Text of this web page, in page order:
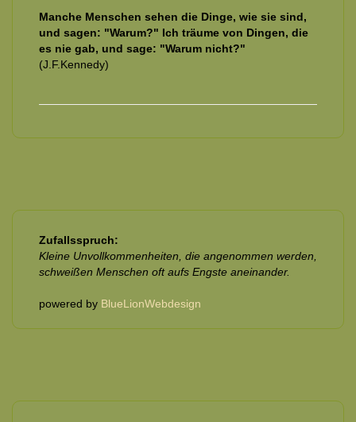
Manche Menschen sehen die Dinge, wie sie sind,
und sagen: "Warum?" Ich träume von Dingen, die
es nie gab, und sage: "Warum nicht?"
(J.F.Kennedy)
Zufallsspruch:
Kleine Unvollkommenheiten, die angenommen werden,
schweißen Menschen oft aufs Engste aneinander.
powered by BlueLionWebdesign